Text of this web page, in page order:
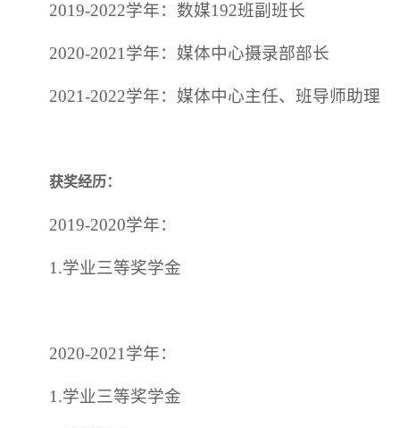
2019-2022学年：数媒192班副班长
2020-2021学年：媒体中心摄录部部长
2021-2022学年：媒体中心主任、班导师助理
获奖经历：
2019-2020学年：
1.学业三等奖学金
2020-2021学年：
1.学业三等奖学金